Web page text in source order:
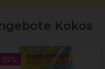
Kokos
25%